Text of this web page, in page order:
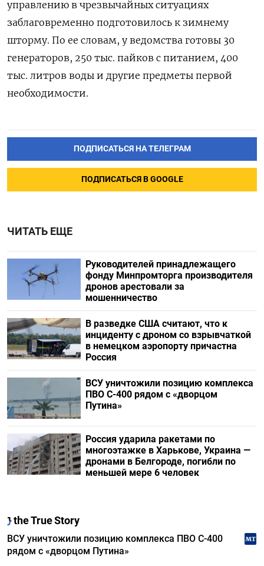
управлению в чрезвычайных ситуациях
заблаговременно подготовилось к зимнему
шторму. По ее словам, у ведомства готовы 30
генераторов, 250 тыс. пайков с питанием, 400
тыс. литров воды и другие предметы первой
необходимости.
ПОДПИСАТЬСЯ НА ТЕЛЕГРАМ
ПОДПИСАТЬСЯ В GOOGLE
ЧИТАТЬ ЕЩЕ
Руководителей принадлежащего
фонду Минпромторга производителя
дронов арестовали за
мошенничество
В разведке США считают, что к
инциденту с дроном со взрывчаткой
в немецком аэропорту причастна
Россия
ВСУ уничтожили позицию комплекса
ПВО С-400 рядом с «дворцом
Путина»
Россия ударила ракетами по
многоэтажке в Харькове, Украина —
дронами в Белгороде, погибли по
меньшей мере 6 человек